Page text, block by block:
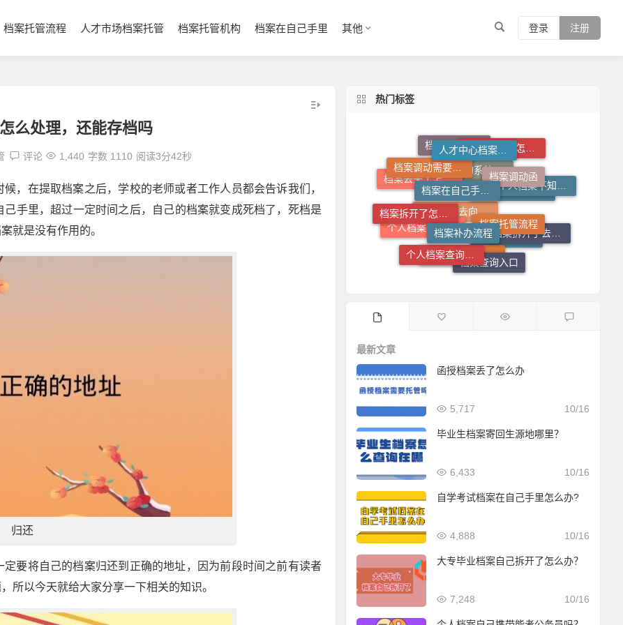
登录 注册
档案托管流程 人才市场档案托管 档案托管机构 档案在自己手里 其他
么处理，还能存档吗
评论 1,440 字数 1110 阅读3分42秒
，在提取档案之后，学校的老师或者工作人员都会告诉我们，
手里，超过一定时间之后，自己的档案就变成死档了，死档是
就是没有作用的。
归还
要将自己的档案归还到正确的地址，因为前段时间之前有读者
所以今天就给大家分享一下相关的知识。
热门标签
个人档案去向查询
档案查询系统官网
托管档案手续如何办理
档案存放机构
档案在自己手里怎么放到人才市场
个人档案死档激活
档案丢失了怎么补
档案存放流程 档案丢失了怎么办
个人档案不知道在哪儿怎么查
档案拆开了去哪里封
档案查询入口
个人档案查询系统
档案拆开了怎么补救
档案调动需要什么手续
人才中心档案接收流程
档案调动函
档案托管流程
档案补办流程
档案在自己手里怎么办
最新文章
函授档案丢了怎么办
10/16
5,717
毕业生档案寄回生源地哪里？
10/16
6,433
自学考试档案在自己手里怎么办?
10/16
4,888
大专毕业档案自己拆开了怎么办？
10/16
7,248